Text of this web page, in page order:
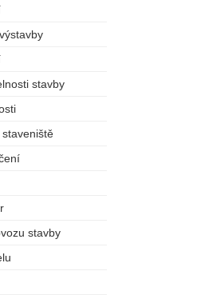
stavby
stavby